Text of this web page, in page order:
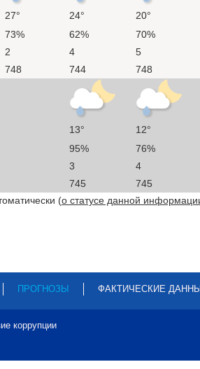
27° 24° 20°
73% 62% 70%
2 4 5
748 744 748
13° 12°
95% 76%
3 4
745 745
(о статусе данной
ПРОГНОЗЫ ФАКТИЧЕСКИЕ
коррупции